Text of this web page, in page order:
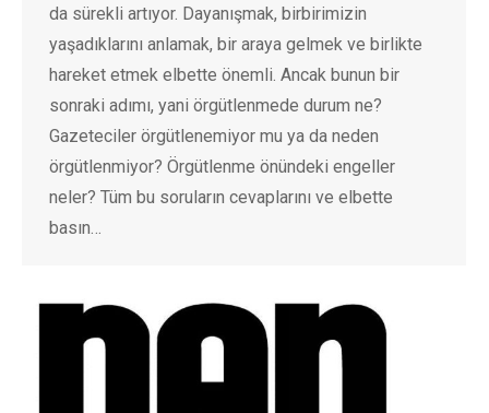
da sürekli artıyor. Dayanışmak, birbirimizin
yaşadıklarını anlamak, bir araya gelmek ve birlikte
hareket etmek elbette önemli. Ancak bunun bir
sonraki adımı, yani örgütlenmede durum ne?
Gazeteciler örgütlenemiyor mu ya da neden
örgütlenmiyor? Örgütlenme önündeki engeller
neler? Tüm bu soruların cevaplarını ve elbette
basın…